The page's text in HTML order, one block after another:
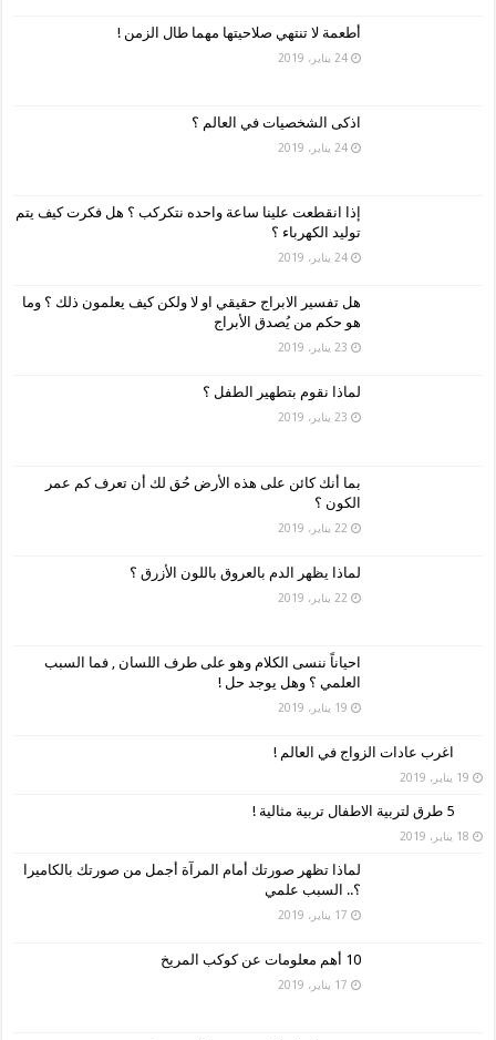
أطعمة لا تنتهي صلاحيتها مهما طال الزمن !
24 يناير، 2019
اذكى الشخصيات في العالم ؟
24 يناير، 2019
إذا انقطعت علينا ساعة واحده نتكركب ؟ هل فكرت كيف يتم
توليد الكهرباء ؟
24 يناير، 2019
هل تفسير الابراج حقيقي او لا ولكن كيف يعلمون ذلك ؟ وما
هو حكم من يُصدق الأبراج
23 يناير، 2019
لماذا نقوم بتطهير الطفل ؟
23 يناير، 2019
بما أنك كائن على هذه الأرض حُق لك أن تعرف كم عمر
الكون ؟
22 يناير، 2019
لماذا يظهر الدم بالعروق باللون الأزرق ؟
22 يناير، 2019
احياناً ننسى الكلام وهو على طرف اللسان , فما السبب
العلمي ؟ وهل يوجد حل !
19 يناير، 2019
اغرب عادات الزواج في العالم !
19 يناير، 2019
5 طرق لتربية الاطفال تربية مثالية !
18 يناير، 2019
لماذا تظهر صورتك أمام المرآة أجمل من صورتك بالكاميرا
؟.. السبب علمي
17 يناير، 2019
10 أهم معلومات عن كوكب المريخ
17 يناير، 2019